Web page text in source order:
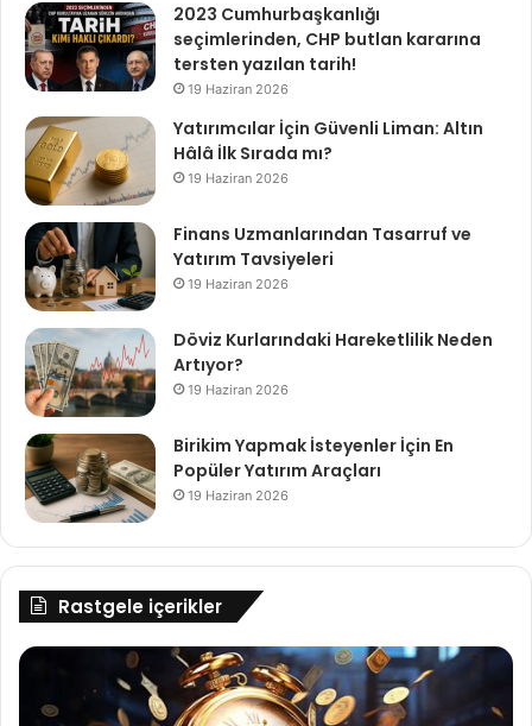
2023 Cumhurbaşkanlığı
seçimlerinden, CHP butlan kararına
tersten yazılan tarih!
19 Haziran 2026
Yatırımcılar İçin Güvenli Liman: Altın
Hâlâ İlk Sırada mı?
19 Haziran 2026
Finans Uzmanlarından Tasarruf ve
Yatırım Tavsiyeleri
19 Haziran 2026
Döviz Kurlarındaki Hareketlilik Neden
Artıyor?
19 Haziran 2026
Birikim Yapmak İsteyenler İçin En
Popüler Yatırım Araçları
19 Haziran 2026
Rastgele içerikler
Kıymetli
İçin